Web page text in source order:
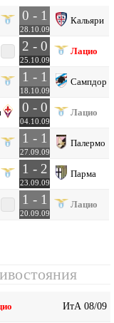
0 - 1
28.10.09
Кальяри
2 - 0
25.10.09
Лацио
1 - 1
18.10.09
0 - 0
04.10.09
Лацио
1 - 1
27.09.09
Палермо
1 - 2
23.09.09
Парма
1 - 1
20.09.09
Лацио
ИтА 08/09